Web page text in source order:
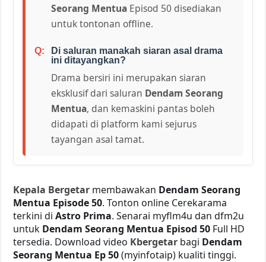
Seorang Mentua Episod 50 disediakan
untuk tontonan offline.
Di saluran manakah siaran asal drama
ini ditayangkan?
Drama bersiri ini merupakan siaran
eksklusif dari saluran Dendam Seorang
Mentua, dan kemaskini pantas boleh
didapati di platform kami sejurus
tayangan asal tamat.
Kepala Bergetar membawakan Dendam Seorang
Mentua Episode 50. Tonton online Cerekarama
terkini diAstro Prima. Senarai myflm4u dan dfm2u
untuk Dendam Seorang Mentua Episod 50 Full HD
tersedia. Download video Kbergetar bagi Dendam
Seorang Mentua Ep 50(myinfotaip) kualiti tinggi.